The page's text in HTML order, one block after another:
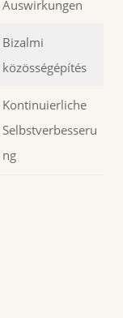
Auswirkungen
Bizalmi
közösségépítés
Kontinuierliche
Selbstverbesseru
ng